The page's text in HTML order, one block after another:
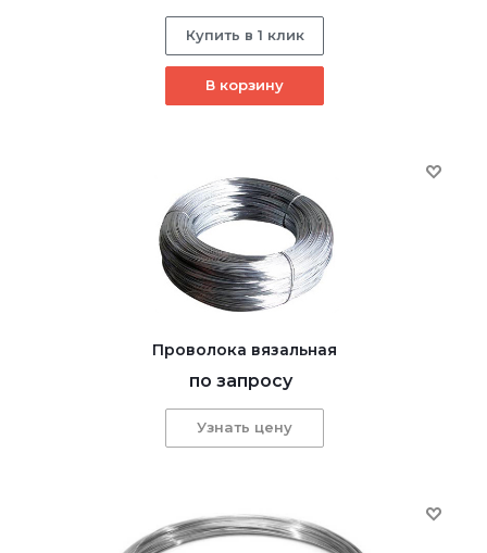
Купить в 1 клик
В корзину
Проволока вязальная
по запросу
Узнать цену